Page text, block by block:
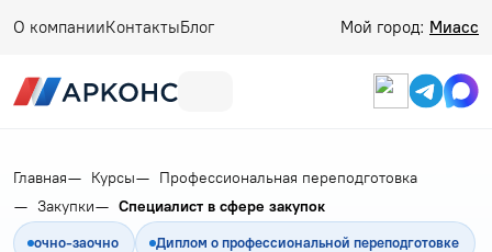
О компанииКонтактыБлог Мой город: Миасс
Главная Курсы
Профессиональная переподготовка
Закупки
Специалист в сфере закупок
очно-заочно Диплом о профессиональной переподготовке